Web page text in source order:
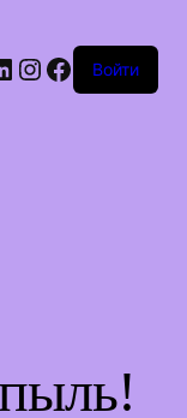
Instagram
Facebook
Войти